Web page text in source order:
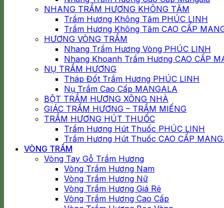
NHANG TRẦM HƯƠNG KHÔNG TĂM
Trầm Hương Không Tăm PHÚC LINH
Trầm Hương Không Tăm CAO CẤP
HƯƠNG VÒNG TRẦM
Nhang Trầm Hương Vòng PHÚC LINH
Nhang Khoanh Trầm Hương CAO CẤP
NỤ TRẦM HƯƠNG
Tháp Đốt Trầm Hương PHÚC LINH
Nụ Trầm Cao Cấp MANGALA
BỘT TRẦM HƯƠNG XÔNG NHÀ
GIÁC TRẦM HƯƠNG – TRẦM MIẾNG
TRẦM HƯƠNG HÚT THUỐC
Trầm Hương Hút Thuốc PHÚC LINH
Trầm Hương Hút Thuốc CAO CẤP
VÒNG TRẦM
Vòng Tay Gỗ Trầm Hương
Vòng Trầm Hương Nam
Vòng Trầm Hương Nữ
Vòng Trầm Hương Giá Rẻ
Vòng Trầm Hương Cao Cấp